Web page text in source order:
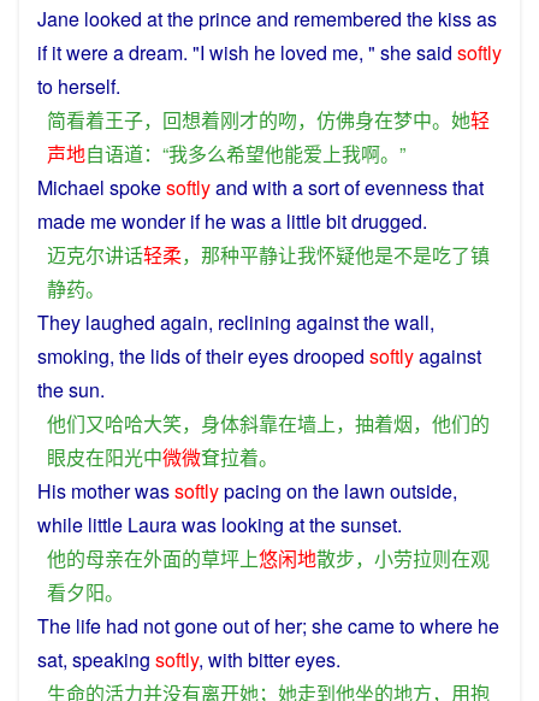
Jane looked attheprinceand remembered the kissas
ifitwereadream. "I wish he loved me, " shesaid softly
to herself.
简看着王子， 回想着刚才的吻， 仿佛身在梦中。 她轻
声地自语道：“我多么希望他能爱上我啊。”
Michael spokesoftlyand with asortof evenness that
made mewonder if hewas a little bitdrugged.
迈克尔讲话轻柔， 那种平静让我怀疑他是不是吃了镇
静药。
They laughed again, reclining againstthewall,
smoking, the lidsoftheir eyes drooped softlyagainst
thesun.
他们又哈哈大笑， 身体斜靠在墙上， 抽着烟， 他们的
眼皮在阳光中微微耷拉着。
His motherwassoftlypacing on the lawn outside,
while little Laura was looking atthesunset.
他的母亲在外面的草坪上悠闲地散步， 小劳拉则在观
看夕阳。
The life had notgoneoutofher; shecametowhere he
sat, speaking softly, with bittereyes.
生命的活力并没有离开她； 她走到他坐的地方， 用抱